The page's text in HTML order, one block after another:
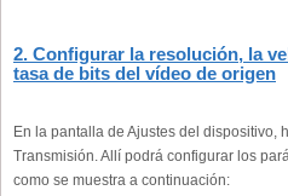
2. Configurar la resolución, la
tasa de bits del vídeo de origen
En la pantalla de Ajustes del dispositivo,
Transmisión. Allí podrá configurar los
como se muestra a continuación: